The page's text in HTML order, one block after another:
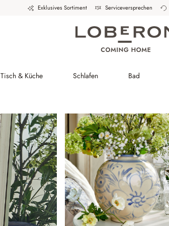
Exklusives Sortiment Serviceversprechen
Tisch & Küche Schlafen Bad